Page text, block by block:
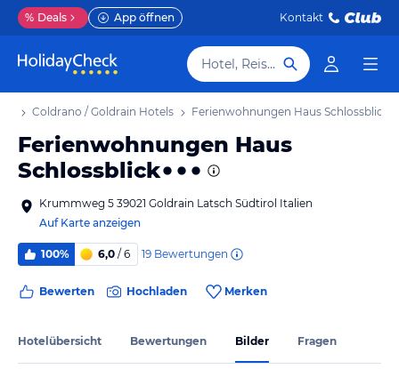
% Deals App öffnen Kontakt
Hotel, Reiseziel
Coldrano / Goldrain Hotels Ferienwohnungen Haus Schlossblick
Ferienwohnungen Haus
Schlossblick
Krummweg 5 39021 Goldrain Latsch Südtirol Italien
Auf Karte anzeigen
100% 6,0 / 6 19 Bewertungen
Bewerten Hochladen Merken
Hotelübersicht Bewertungen Bilder Fragen